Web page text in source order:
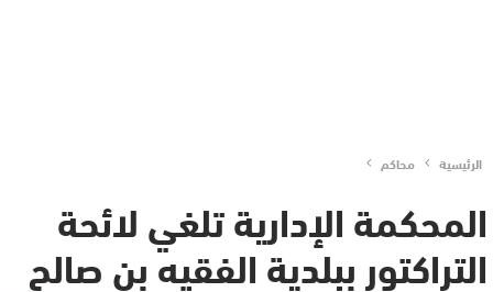
الرئيسية محاكم
المحكمة الإدارية تلغي لائحة
التراكتور ببلدية الفقيه بن صالح